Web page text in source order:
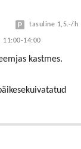
11:00-14:00
tasuline 1,5.-/h
kastmes.